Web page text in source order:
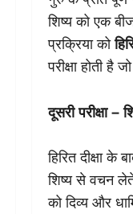
शिष्य को एक
प्रक्रिया को
परीक्षा होती है
दूसरी परीक्षा –
हिरित दीक्षा के
शिष्य से वचन
को दिव्य और